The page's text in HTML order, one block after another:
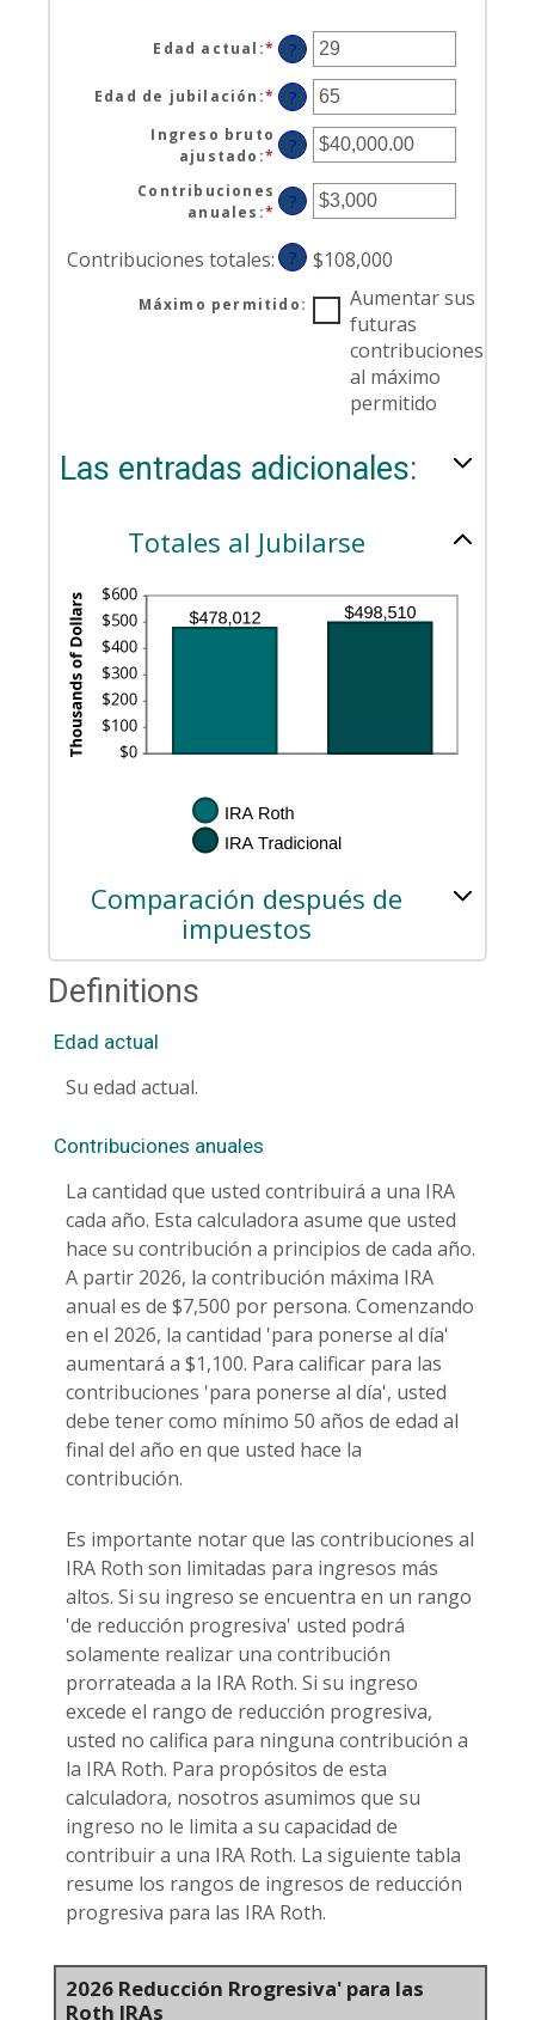
Edad actual :* Enter
an
amount
between
1
and
?
Edad de jubilación :* Enter
an
amount
between
10
and
?
Ingreso bruto
ajustado :* Enter
amount
between
$0.00
and
?
Contribuciones
anuales :* Enter
amount
between
$0
?
Contribuciones totales: ? $108,000
Máximo permitido:
Aumentar sus
futuras
contribuciones
al máximo
permitido
Las entradas adicionales:
Totales al Jubilarse
Comparación después de
impuestos
Definitions
Edad actual
Su edad actual.
Contribuciones anuales
La cantidad que usted contribuirá a una IRA
cada año. Esta calculadora asume que usted
hace su contribución a principios de cada año.
A partir 2026, la contribución máxima IRA
anual es de $7,500 por persona. Comenzando
en el 2026, la cantidad 'para ponerse al día'
aumentará a $1,100. Para calificar para las
contribuciones 'para ponerse al día', usted
debe tener como mínimo 50 años de edad al
final del año en que usted hace la
contribución.
Es importante notar que las contribuciones al
IRA Roth son limitadas para ingresos más
altos. Si su ingreso se encuentra en un rango
'de reducción progresiva' usted podrá
solamente realizar una contribución
prorrateada a la IRA Roth. Si su ingreso
excede el rango de reducción progresiva,
usted no califica para ninguna contribución a
la IRA Roth. Para propósitos de esta
calculadora, nosotros asumimos que su
ingreso no le limita a su capacidad de
contribuir a una IRA Roth. La siguiente tabla
resume los rangos de ingresos de reducción
progresiva para las IRA Roth.
2026 Reducción Rrogresiva' para las
Roth IRAs